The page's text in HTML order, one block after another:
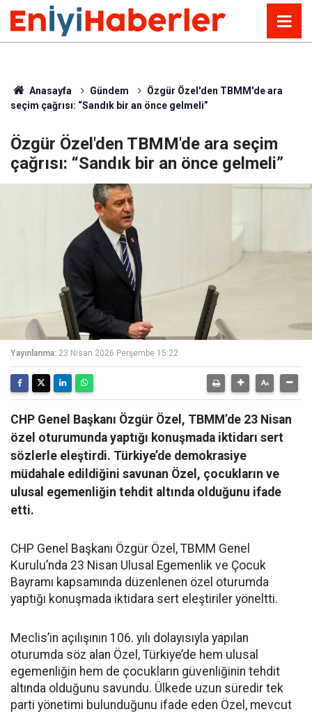
Anasayfa Gündem
Özgür Özel'den TBMM'de ara
seçim çağrısı: “Sandık bir an önce gelmeli”
Özgür Özel'den TBMM'de ara seçim
çağrısı: “Sandık bir an önce gelmeli”
Yayınlanma: 23 Nisan 2026 Perşembe 15:22
CHP Genel Başkanı Özgür Özel, TBMM’de 23 Nisan
özel oturumunda yaptığı konuşmada iktidarı sert
sözlerle eleştirdi. Türkiye’de demokrasiye
müdahale edildiğini savunan Özel, çocukların ve
ulusal egemenliğin tehdit altında olduğunu ifade
etti.
CHP Genel Başkanı Özgür Özel, TBMM Genel
Kurulu’nda 23 Nisan Ulusal Egemenlik ve Çocuk
Bayramı kapsamında düzenlenen özel oturumda
yaptığı konuşmada iktidara sert eleştiriler yöneltti.
Meclis’in açılışının 106. yılı dolayısıyla yapılan
oturumda söz alan Özel, Türkiye’de hem ulusal
egemenliğin hem de çocukların güvenliğinin tehdit
altında olduğunu savundu. Ülkede uzun süredir tek
parti yönetimi bulunduğunu ifade eden Özel, mevcut